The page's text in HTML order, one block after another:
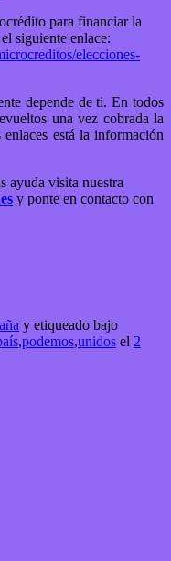
para financiar la
siguiente enlace:
elecciones-
depende de ti. En todos
una vez cobrada la
está la información
ayuda visita nuestra
y ponte en contacto con
y etiqueado bajo
,podemos,unidos el 2